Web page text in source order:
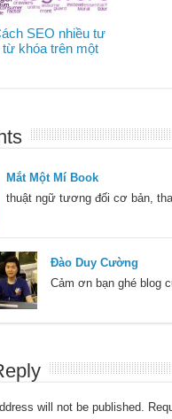
SEO nhiều tư
khóa trên một
Mắt Một Mí Book
thuật ngữ tương đối cơ bản,
Đào Duy Cường
Cảm ơn bạn ghé blog
will not be published.